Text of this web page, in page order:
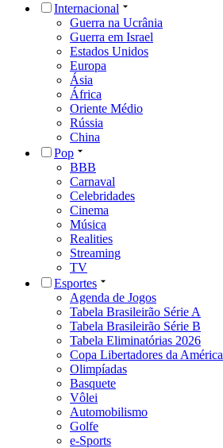
Internacional
Guerra na Ucrânia
Guerra em Israel
Estados Unidos
Europa
Ásia
África
Oriente Médio
Rússia
China
Pop
BBB
Carnaval
Celebridades
Cinema
Música
Realities
Streaming
TV
Esportes
Agenda de Jogos
Tabela Brasileirão Série A
Tabela Brasileirão Série B
Tabela Eliminatórias 2026
Copa Libertadores da América
Olimpíadas
Basquete
Vôlei
Automobilismo
Golfe
e-Sports